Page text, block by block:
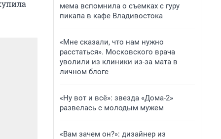
мема вспомнила о съемках с гуру
пикапа в кафе Владивостока
«Мне сказали, что нам нужно
расстаться». Московского врача
уволили из клиники из-за мата в
личном блоге
«Ну вот и всё»: звезда «Дома-2»
развелась с молодым мужем
«Вам зачем он?»: дизайнер из